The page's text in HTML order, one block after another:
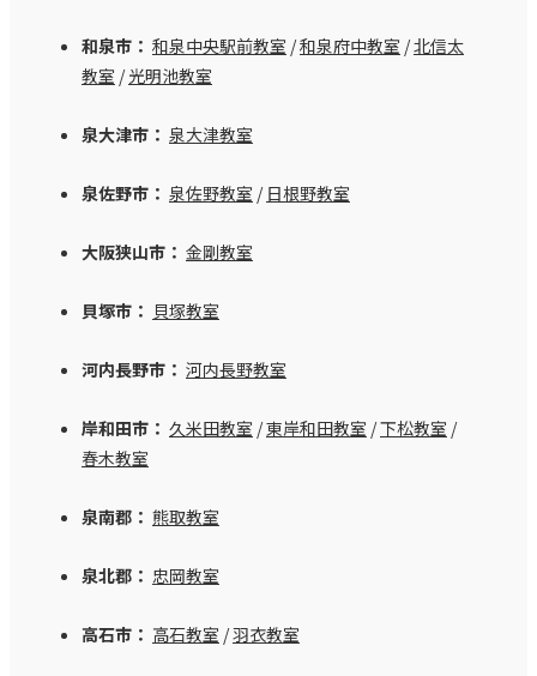
和泉市： 和泉中央駅前教室 /和泉府中教室 /北信太
教室 /光明池教室
泉大津市： 泉大津教室
泉佐野市： 泉佐野教室 / 日根野教室
大阪狭山市： 金剛教室
貝塚市： 貝塚教室
河内長野市： 河内長野教室
岸和田市： 久米田教室 /東岸和田教室 /下松教室 /
春木教室
泉南郡： 熊取教室
泉北郡： 忠岡教室
高石市： 高石教室 /羽衣教室